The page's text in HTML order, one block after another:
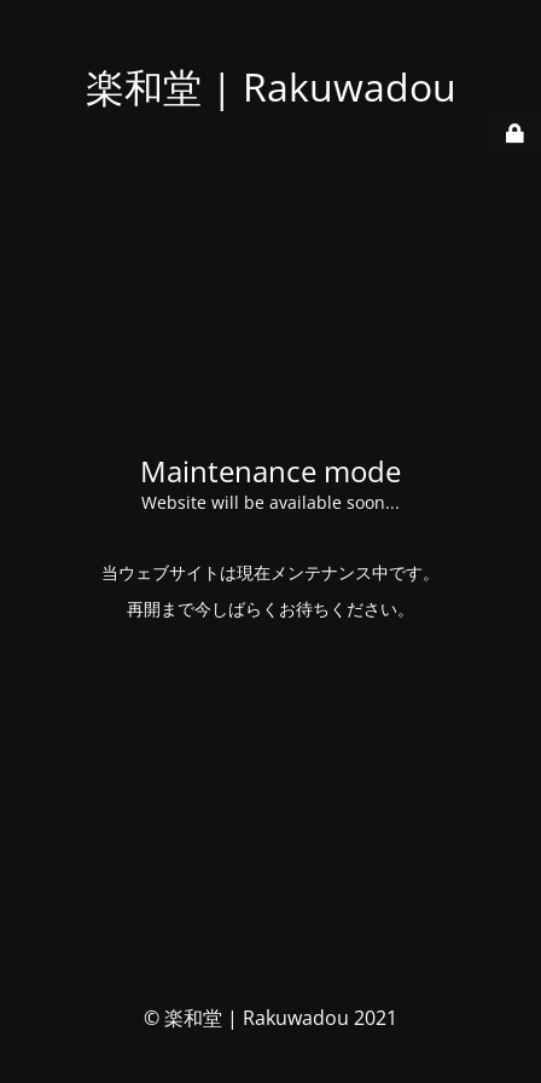
楽和堂 | Rakuwadou
Maintenance mode
Website will be available soon...
当ウェブサイトは現在メンテナンス中です。
再開まで今しばらくお待ちください。
© 楽和堂 | Rakuwadou 2021